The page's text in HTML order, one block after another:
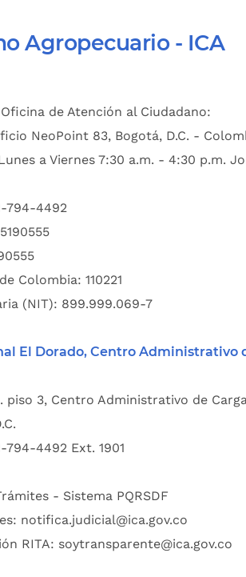
Agropecuario - ICA
de Atención al Ciudadano:
NeoPoint 83, Bogotá, D.C. -
a Viernes 7:30 a.m. - 4:30 p.m.
794-4492
Colombia: 110221
(NIT): 899.999.069-7
El Dorado, Centro Administrativo
piso 3, Centro Administrativo de Carga
4492 Ext. 1901
- Sistema PQRSDF
notifica.judicial@ica.gov.co
RITA: soytransparente@ica.gov.co